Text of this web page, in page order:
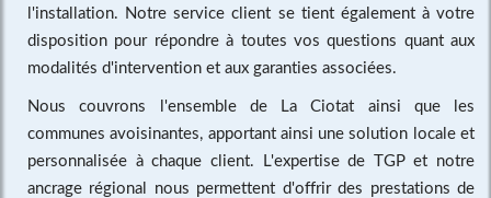
l'installation. Notre service client se tient également à votre
disposition pour répondre à toutes vos questions quant aux
modalités d'intervention et aux garanties associées.
Nous couvrons l'ensemble de La Ciotat ainsi que les
communes avoisinantes, apportant ainsi une solution locale et
personnalisée à chaque client. L'expertise de TGP et notre
ancrage régional nous permettent d'offrir des prestations de